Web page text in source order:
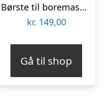
Børste til boremaskine 3-pak – Wibbri
kr. 149,00
Gå til shop